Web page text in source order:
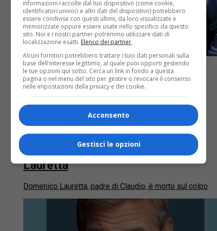
Alessandria4 mesi fa
L’85enne morto investito a Novi
Ligure è Domenico, padre
dell’attore e imitatore Claudio
Lauretta
Domenico Lauretta, padre di Claudio, è morto sul colpo
informazioni raccolte dal tuo dispositivo (come cookie,
identificatori univoci e altri dati del dispositivo) potrebbero
essere condivise con questi ultimi, da loro visualizzate e
memorizzate oppure essere usate nello specifico da questo
sito. Noi e i nostri partner potremmo utilizzare dati di
localizzazione esatti. Elenco dei partner.
Alcuni fornitori potrebbero trattare i tuoi dati personali sulla
base dell'interesse legittimo, al quale puoi opporti gestendo
le tue opzioni qui sotto. Cerca un link in fondo a questa
pagina o nel menu del sito per gestire o revocare il consenso
nelle impostazioni della privacy e dei cookie.
Acconsento
Gestisci le opzioni